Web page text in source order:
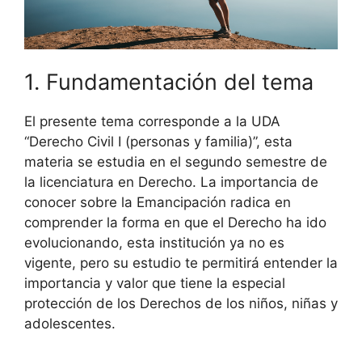
1. Fundamentación del tema
El presente tema corresponde a la UDA
“Derecho Civil I (personas y familia)”, esta
materia se estudia en el segundo semestre de
la licenciatura en Derecho. La importancia de
conocer sobre la Emancipación radica en
comprender la forma en que el Derecho ha ido
evolucionando, esta institución ya no es
vigente, pero su estudio te permitirá entender la
importancia y valor que tiene la especial
protección de los Derechos de los niños, niñas y
adolescentes.